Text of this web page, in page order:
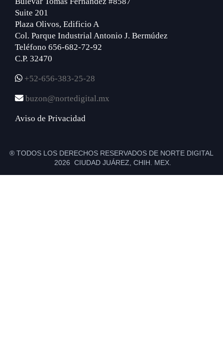
Suite 201
Plaza Olivos, Edificio A
Col. Parque Industrial Antonio J. Bermúdez
Teléfono 656-682-72-92
C.P. 32470
+52-656-383-25-28
buzon@nortedigital.mx
Aviso de Privacidad
® TODOS LOS DERECHOS RESERVADOS DE NORTE DIGITAL
2026 CIUDAD JUÁREZ, CHIH. MEX.